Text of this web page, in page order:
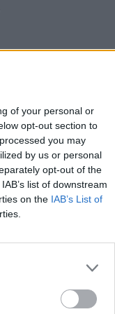
of your personal or
opt-out section to
you may
by us or personal
opt-out of the
list of downstream
on the IAB’s List of